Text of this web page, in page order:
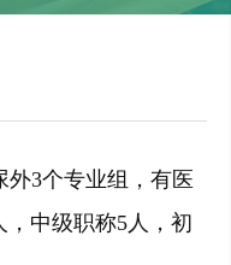
3个专业组，有医
中级职称5人，初